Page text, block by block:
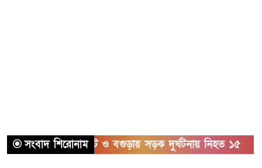
সংবাদ শিরোনাম
সিলেট ও বগুড়ায় সড়ক দুর্ঘটনায় নিহত ১৫